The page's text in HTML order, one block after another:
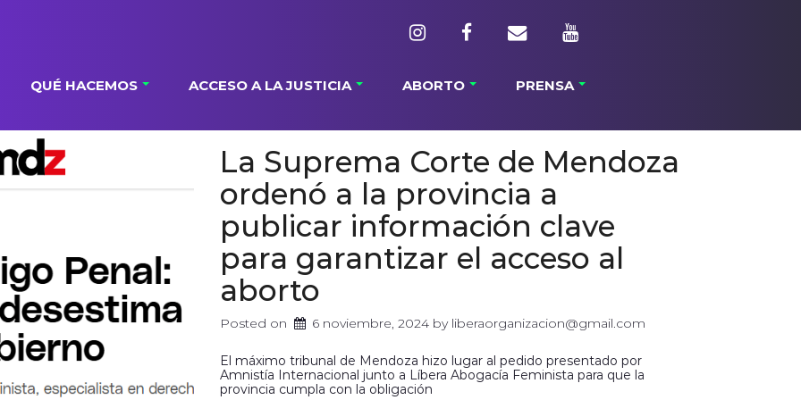
QUÉ HACEMOS ACCESO A LA JUSTICIA ABORTO PRENSA
La Suprema Corte de Mendoza
ordenó a la provincia a
publicar información clave
para garantizar el acceso al
aborto
Posted on 6 noviembre, 2024 by liberaorganizacion@gmail.com
El máximo tribunal de Mendoza hizo lugar al pedido presentado por
Amnistía Internacional junto a Líbera Abogacía Feminista para que la
provincia cumpla con la obligación